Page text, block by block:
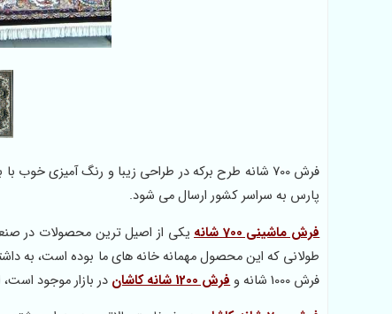
فرش 700 شانه طرح برکه در طراحی زیبا و رنگ آمیزی
پارس به سراسر کشور ارسال می شود.
فرش ماشینی 700 شانه
یکی از اصیل ترین محصولات در
طولانی که این محصول مهمانه خانه های ما بوده است، به
فرش 1000 شانه و
فرش 1200 شانه کاشان
در بازار موجود